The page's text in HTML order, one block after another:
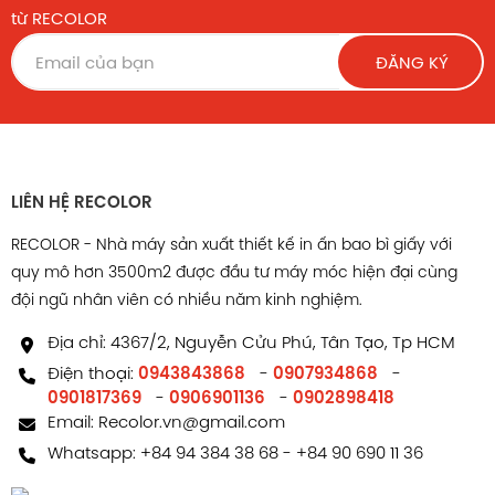
trung thu
Ép kim là kỹ thuật được sử dụng phổ biến để tạo hiệu
Dập nổi và dập chìm mang lại hiệu ứng chạm, giúp
bề mặt hộp có chiều sâu và tạo cảm giác cao cấp khi
cầm nắm.
Bên cạnh đó, cán mờ, cán bóng hoặc phủ UV cục bộ
giúp bảo vệ lớp in và tăng độ hoàn thiện cho sản
từ RECOLOR
ĐĂNG KÝ
LIÊN HỆ RECOLOR
RECOLOR - Nhà máy sản xuất thiết kế in ấn bao bì giấy với
quy mô hơn 3500m2 được đầu tư máy móc hiện đại cùng
đội ngũ nhân viên có nhiều năm kinh nghiệm.
Địa chỉ: 4367/2, Nguyễn Cửu Phú, Tân Tạo, Tp HCM
Điện thoại: 0943843868 - 0907934868
-
0901817369
- 0906901136 - 0902898418
Email: Recolor.vn@gmail.com
Whatsapp: +84 94 384 38 68- +84 90 690 11 36